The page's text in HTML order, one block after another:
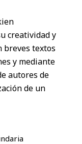
creatividad y
breves textos
y mediante
autores de
de un